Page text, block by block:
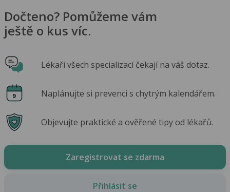
Dočteno? Pomůžeme vám
ještě o kus víc.
Lékaři všech specializací čekají na váš dotaz.
Naplánujte si prevenci s chytrým kalendářem.
Objevujte praktické a ověřené tipy od lékařů.
Zaregistrovat se zdarma
Přihlásit se